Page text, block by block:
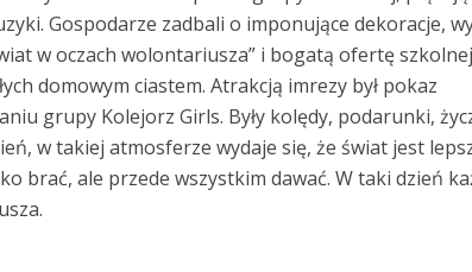
Gospodarze zadbali o imponujące dekoracje,
w oczach wolontariusza” i bogatą ofertę szkolnej
domowym ciastem. Atrakcją imrezy był pokaz
grupy Kolejorz Girls. Były kolędy, podarunki,
w takiej atmosferze wydaje się, że świat jest
brać, ale przede wszystkim dawać. W taki dzień